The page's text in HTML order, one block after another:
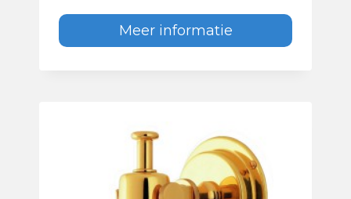
Meer informatie